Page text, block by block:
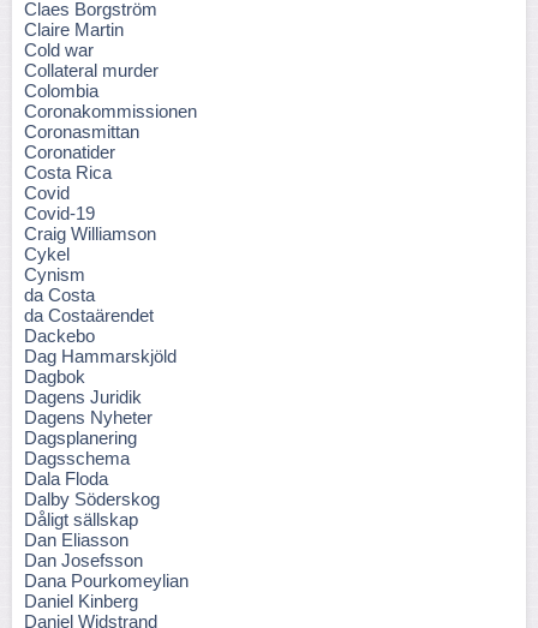
Claes Borgström
Claire Martin
Cold war
Collateral murder
Colombia
Coronakommissionen
Coronasmittan
Coronatider
Costa Rica
Covid
Covid-19
Craig Williamson
Cykel
Cynism
da Costa
da Costaärendet
Dackebo
Dag Hammarskjöld
Dagbok
Dagens Juridik
Dagens Nyheter
Dagsplanering
Dagsschema
Dala Floda
Dalby Söderskog
Dåligt sällskap
Dan Eliasson
Dan Josefsson
Dana Pourkomeylian
Daniel Kinberg
Daniel Widstrand